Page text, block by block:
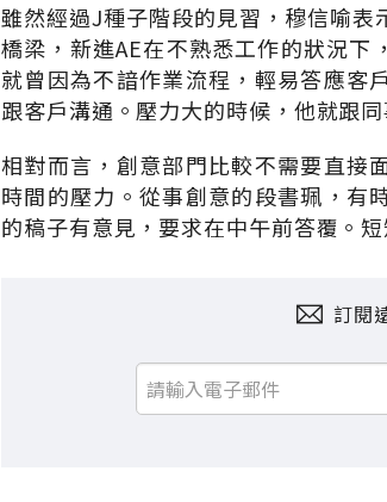
雖然經過J種子階段的見習，穆信喻表
橋梁，新進AE在不熟悉工作的狀況下
就曾因為不諳作業流程，輕易答應客
跟客戶溝通。壓力大的時候，他就跟
相對而言，創意部門比較不需要直接
時間的壓力。從事創意的段書珮，有
的稿子有意見，要求在中午前答覆。
訂閱